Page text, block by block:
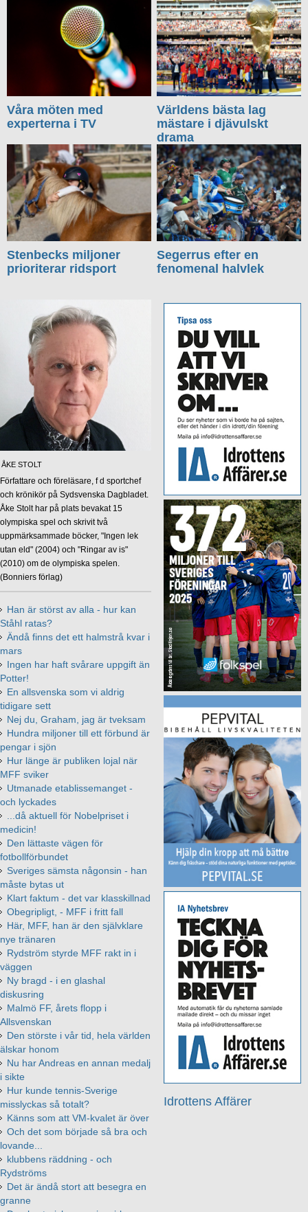
Våra möten med
experterna i TV
Världens bästa lag
mästare i djävulskt
drama
Stenbecks miljoner
prioriterar ridsport
Segerrus efter en
fenomenal halvlek
Idrottens Affärer
ÅKE STOLT
Författare och föreläsare, f d sportchef
och krönikör på Sydsvenska Dagbladet.
Åke Stolt har på plats bevakat 15
olympiska spel och skrivit två
uppmärksammade böcker, "Ingen lek
utan eld" (2004) och "Ringar av is"
(2010) om de olympiska spelen.
(Bonniers förlag)
Han är störst av alla - hur kan
Ståhl ratas?
Ändå finns det ett halmstrå kvar i
mars
Ingen har haft svårare uppgift än
Potter!
En allsvenska som vi aldrig
tidigare sett
Nej du, Graham, jag är tveksam
Hundra miljoner till ett förbund är
pengar i sjön
Hur länge är publiken lojal när
MFF sviker
Utmanade etablissemanget -
och lyckades
...då aktuell för Nobelpriset i
medicin!
Den lättaste vägen för
fotbollförbundet
Sveriges sämsta någonsin - han
måste bytas ut
Klart faktum - det var klasskillnad
Obegripligt, - MFF i fritt fall
Här, MFF, han är den självklare
nye tränaren
Rydström styrde MFF rakt in i
väggen
Ny bragd - i en glashal
diskusring
Malmö FF, årets flopp i
Allsvenskan
Den störste i vår tid, hela världen
älskar honom
Nu har Andreas en annan medalj
i sikte
Hur kunde tennis-Sverige
misslyckas så totalt?
Känns som att VM-kvalet är över
Och det som började så bra och
lovande...
klubbens räddning - och
Rydströms
Det är ändå stort att besegra en
granne